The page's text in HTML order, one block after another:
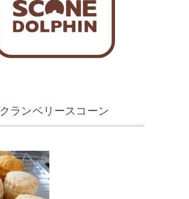
クランベリースコーン